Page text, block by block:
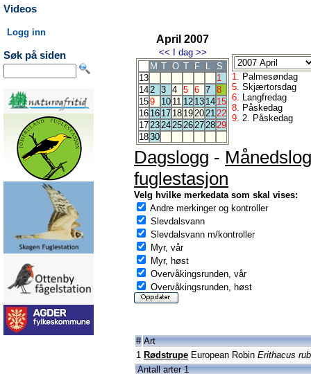
Videos
Logg inn
Søk på siden
April 2007
<< I dag >>
M T O T F L
S
13
1
142 3 4 5 6 7 8
159 10 11 12 13 14 15
16 16 17 18 19202122
1723242526272829
1830
1. Palmesøndag
5. Skjærtorsdag
6. Langfredag
8. Påskedag
9. 2. Påskedag
Dagslogg -
fuglestasjon
Velg hvilke merkedata som skal vises:
Andre merkinger og kontroller
Slevdalsvann
Slevdalsvann m/kontroller
Myr, vår
Myr, høst
Overvåkingsrunden, vår
Overvåkingsrunden, høst
# Art
1 Rødstrupe European Robin Erithacus
Antall arter 1